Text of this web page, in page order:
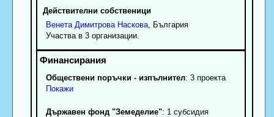
Действителни собственици
Венета Димитрова Наскова, България
Участва в 3 организации.
Обществени поръчки - изпълнител: 3 проекта
Покажи
Държавен фонд "Земеделие": 1 субсидия